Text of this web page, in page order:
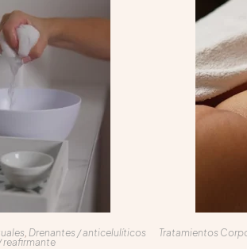
,Drenantes / anticelulíticos
reafirmante
Tratamientos